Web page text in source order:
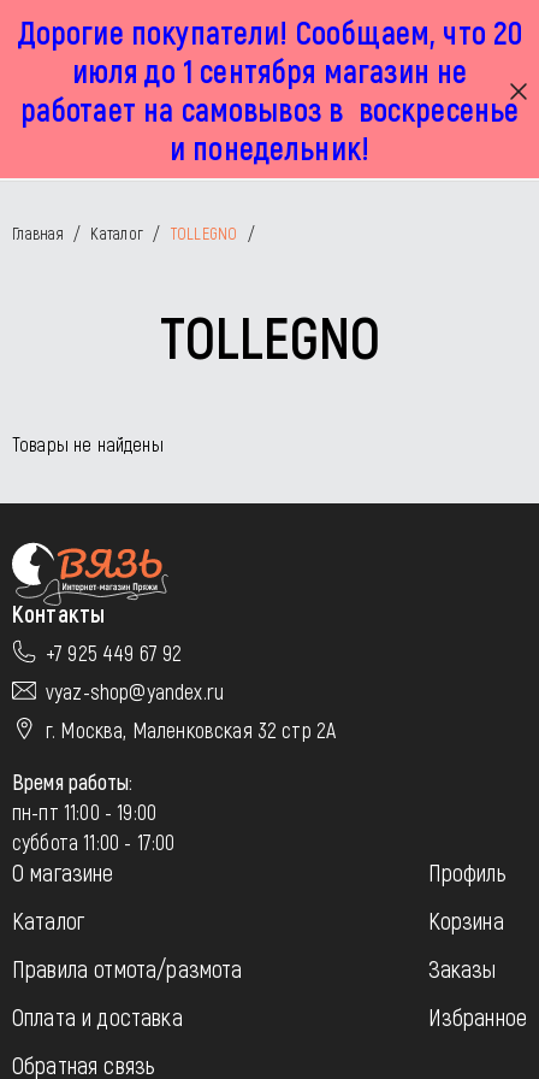
Дорогие покупатели! Сообщаем, что 20
июля до 1 сентября магазин не
работает на самовывоз в воскресенье
и понедельник!
г. Москва, Маленковская 32 стр 2А
пн-пт с 11:00 до 19:00, сб с 11:00 до 17:00
+7 925 449 67 92
Главная / Каталог / TOLLEGNO /
TOLLEGNO
Товары не найдены
Контакты
+7 925 449 67 92
vyaz-shop@yandex.ru
г. Москва, Маленковская 32 стр 2А
Время работы:
пн-пт 11:00 - 19:00
суббота 11:00 - 17:00
О магазине
Каталог
Правила отмота/размота
Оплата и доставка
Обратная связь
Профиль
Корзина
Заказы
Избранное